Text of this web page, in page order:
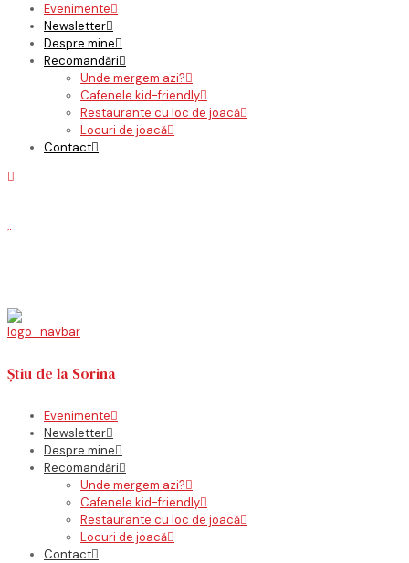
Evenimente
Newsletter
Despre mine
Recomandări
Unde mergem azi?
Cafenele kid-friendly
Restaurante cu loc de joacă
Locuri de joacă
Contact
Știu de la Sorina
Evenimente
Newsletter
Despre mine
Recomandări
Unde mergem azi?
Cafenele kid-friendly
Restaurante cu loc de joacă
Locuri de joacă
Contact